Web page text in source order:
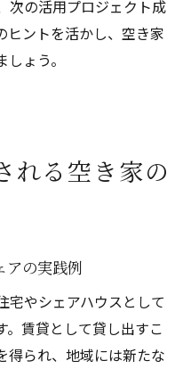
次の活用プロジェクト成
ヒントを活かし、空き家
ょう。
れる空き家の
アの実践例
宅やシェアハウスとして
。賃貸として貸し出すこ
得られ、地域には新たな